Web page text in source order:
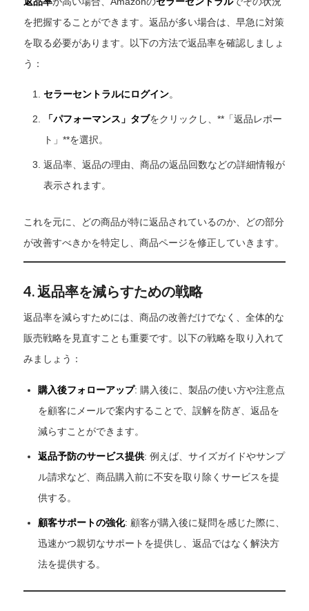
を把握することができます。返品が多い場合は、早急に対策
を取る必要があります。以下の方法で返品率を確認しましょ
う：
セラーセントラルにログイン。
「パフォーマンス」タブをクリックし、**「返品レポー
ト」**を選択。
返品率、返品の理由、商品の返品回数などの詳細情報が
表示されます。
これを元に、どの商品が特に返品されているのか、どの部分
が改善すべきかを特定し、商品ページを修正していきます。
4. 返品率を減らすための戦略
返品率を減らすためには、商品の改善だけでなく、全体的な
販売戦略を見直すことも重要です。以下の戦略を取り入れて
みましょう：
購入後フォローアップ: 購入後に、製品の使い方や注意点
を顧客にメールで案内することで、誤解を防ぎ、返品を
減らすことができます。
返品予防のサービス提供: 例えば、サイズガイドやサンプ
ル請求など、商品購入前に不安を取り除くサービスを提
供する。
顧客サポートの強化: 顧客が購入後に疑問を感じた際に、
迅速かつ親切なサポートを提供し、返品ではなく解決方
法を提供する。